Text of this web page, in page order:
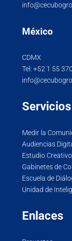
México
CDMX
Tel: +52 1 55
Servicios
Medir la
Audiencias
Estudio Creativo
Gabinetes de
Escuela de
Unidad de
Enlaces